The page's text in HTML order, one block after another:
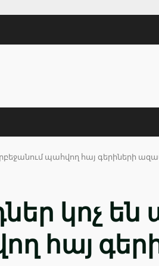
պահվող հայ գերիների
կոչ
հայ